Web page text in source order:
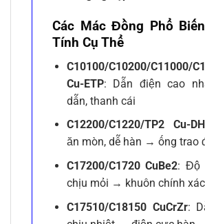
Các Mác Đồng Phổ
Tính Cụ Thể
C10100/C10200/C11000/
Cu-ETP: Dẫn điện cao
dẫn, thanh cái
C12200/C1220/TP2 Cu-
ăn mòn, dễ hàn → ống trao
C17200/C1720 CuBe2: Độ
chịu mỏi → khuôn chính
C17510/C18150 CuCrZr: